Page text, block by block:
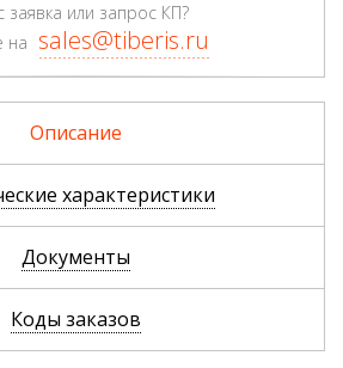
заявка или запрос КП?
на sales@tiberis.ru
Описание
характеристики
Документы
Коды заказов